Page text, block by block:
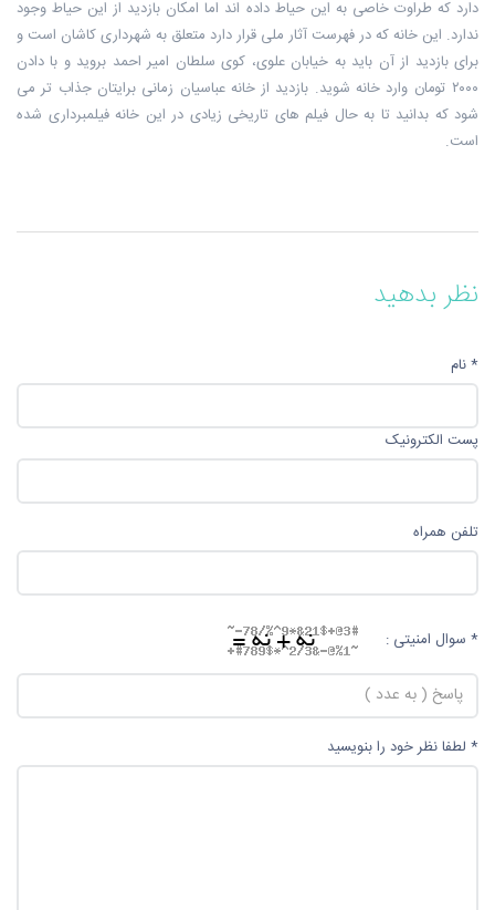
دارد که طراوت خاصی به این حیاط داده اند اما امکان بازدید از این حیاط وجود
ندارد. این خانه که در فهرست آثار ملی قرار دارد متعلق به شهرداری کاشان است و
برای بازدید از آن باید به خیابان علوی، کوی سلطان امیر احمد بروید و با دادن
۲۰۰۰ تومان وارد خانه شوید. بازدید از خانه عباسیان زمانی برایتان جذاب تر می
شود که بدانید تا به حال فیلم های تاریخی زیادی در این خانه فیلمبرداری شده
است.
نظر بدهید
* نام
پست الکترونیک
تلفن همراه
* سوال امنیتی :
* لطفا نظر خود را بنویسید